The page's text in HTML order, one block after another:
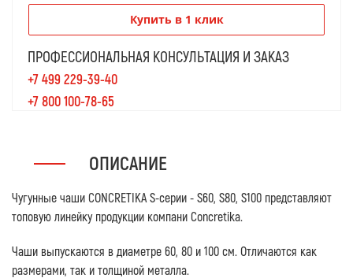
Купить в 1 клик
ПРОФЕССИОНАЛЬНАЯ КОНСУЛЬТАЦИЯ И ЗАКАЗ
+7 499 229-39-40
+7 800 100-78-65
ОПИСАНИЕ
Чугунные чаши CONCRETIKA S-серии - S60, S80, S100 представляют
топовую линейку продукции компани Concretika.
Чаши выпускаются в диаметре 60, 80 и 100 см. Отличаются как
размерами, так и толщиной металла.